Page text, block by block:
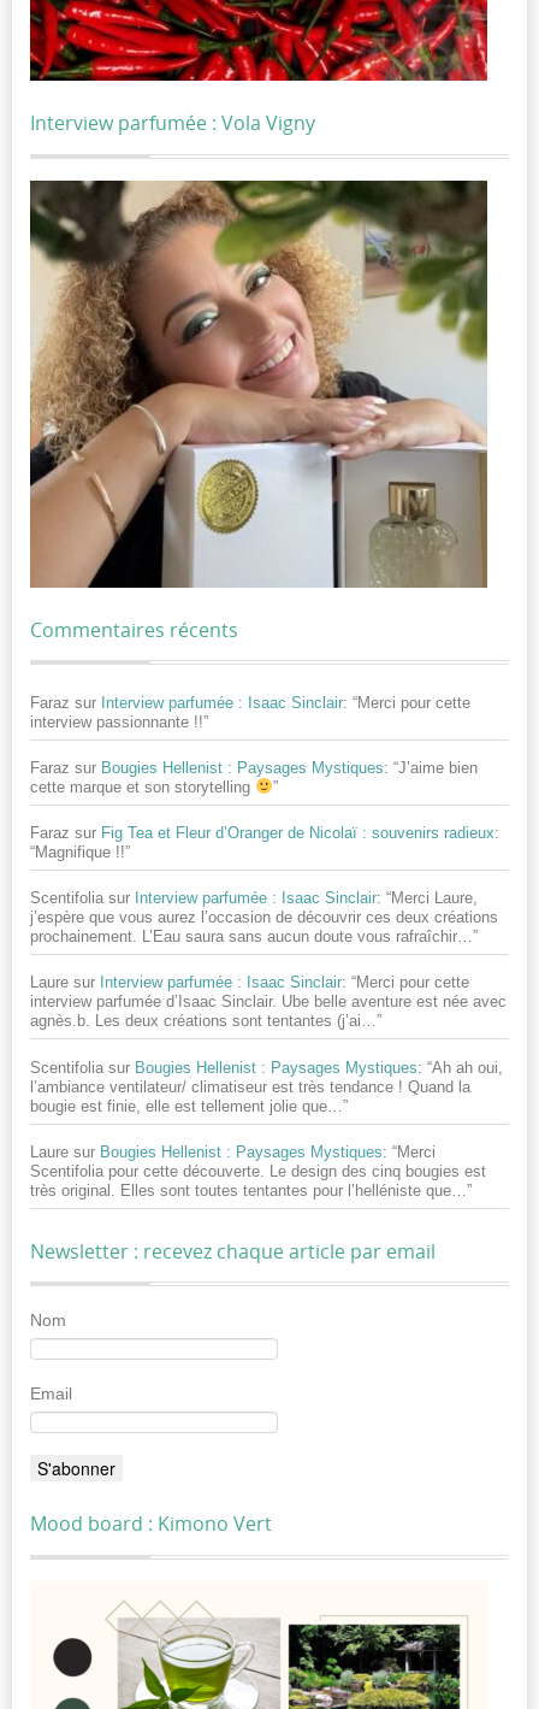
Interview parfumée : Vola Vigny
Commentaires récents
Faraz sur Interview parfumée : Isaac Sinclair: “Merci pour cette
interview passionnante !!”
Faraz sur Bougies Hellenist : Paysages Mystiques: “J’aime bien
cette marque et son storytelling
”
Faraz sur Fig Tea et Fleur d’Oranger de Nicolaï : souvenirs radieux:
“Magnifique !!”
Scentifolia sur Interview parfumée : Isaac Sinclair: “Merci Laure,
j’espère que vous aurez l’occasion de découvrir ces deux créations
prochainement. L’Eau saura sans aucun doute vous rafraîchir…”
Laure sur Interview parfumée : Isaac Sinclair: “Merci pour cette
interview parfumée d’Isaac Sinclair. Ube belle aventure est née avec
agnès.b. Les deux créations sont tentantes (j’ai…”
Scentifolia sur Bougies Hellenist : Paysages Mystiques: “Ah ah oui,
l’ambiance ventilateur/ climatiseur est très tendance ! Quand la
bougie est finie, elle est tellement jolie que… ”
Laure sur Bougies Hellenist : Paysages Mystiques: “Merci
Scentifolia pour cette découverte. Le design des cinq bougies est
très original. Elles sont toutes tentantes pour l’helléniste que… ”
Newsletter : recevez chaque article par email
Nom
Email
Mood board : Kimono Vert